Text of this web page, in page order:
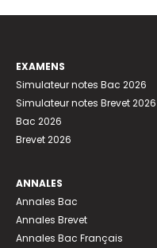
EXAMENS
Simulateur notes Bac 2026
Simulateur notes Brevet 2026
Bac 2026
Brevet 2026
ANNALES
Annales Bac
Annales Brevet
Annales Bac Français